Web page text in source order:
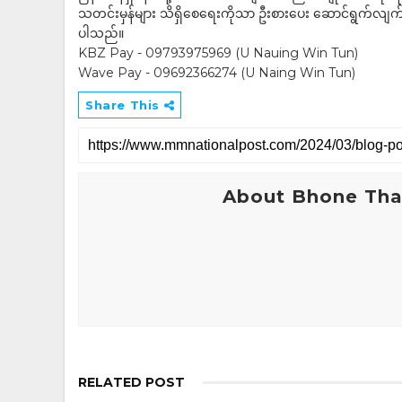
သတင်းမှန်များ သိရှိစေရေးကိုသာ ဦးစားပေး ဆောင်ရွက်
ပါသည်။
KBZ Pay - 09793975969 (U Nauing Win Tun)
Wave Pay - 09692366274 (U Naing Win Tun)
Share This
About Bhone
RELATED POST